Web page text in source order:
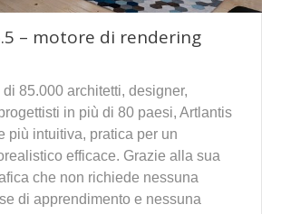
– motore di rendering
85.000 architetti, designer,
in più di 80 paesi, Artlantis
più intuitiva, pratica per un
efficace. Grazie alla sua
che non richiede nessuna
di apprendimento e nessuna